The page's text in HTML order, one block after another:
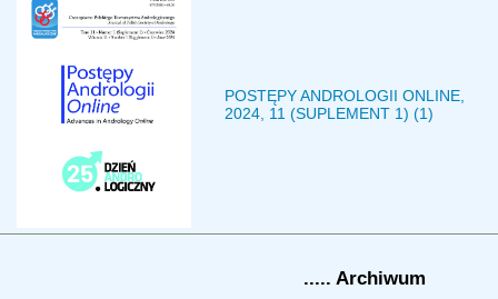
POSTĘPY ANDROLOGII ONLINE,
2024, 11 (SUPLEMENT 1) (1)
..... Archiwum